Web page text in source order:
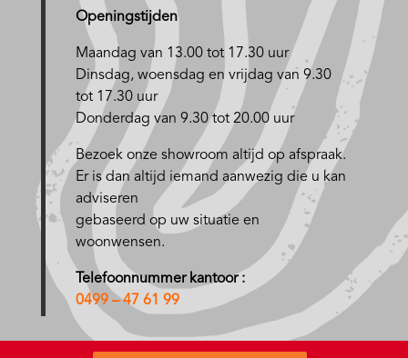
Openingstijden
Maandag van 13.00 tot 17.30 uur
Dinsdag, woensdag en vrijdag van 9.30
tot 17.30 uur
Donderdag van 9.30 tot 20.00 uur
Bezoek onze showroom altijd op afspraak.
Er is dan altijd iemand aanwezig die u kan
adviseren
gebaseerd op uw situatie en
woonwensen.
Telefoonnummer kantoor :
0499 – 47 61 99